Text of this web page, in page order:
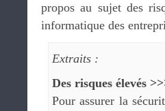
propos au sujet des
informatique des
Extraits :
Des risques élevés
Pour assurer la